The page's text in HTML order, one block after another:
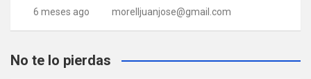
6 meses ago morelljuanjose@gmail.com
No te lo pierdas